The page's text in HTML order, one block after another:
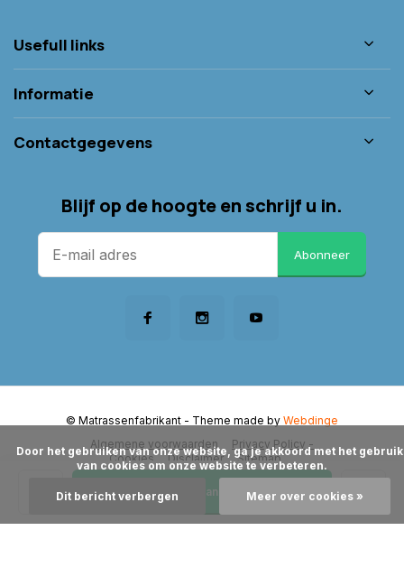
Toevoegen aan winkelwagen
Usefull links
Informatie
Contactgegevens
Blijf op de hoogte en schrijf u in.
Abonneer
Algemene voorwaarden
Privacy Policy -
Cookies
Disclaimer Sitemap
© Matrassenfabrikant - Theme made by Webdinge
van cookies om onze website te verbeteren.
Dit bericht verbergen Meer over cookies »